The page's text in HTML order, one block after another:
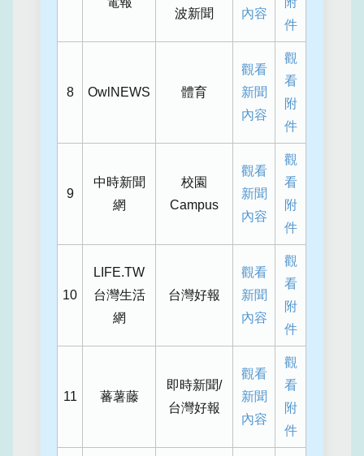
波新聞
內容
件
8 OwlNEWS 體育
觀看
新聞
內容
觀
看
附
件
9
中時新聞
網
校園
Campus
觀看
新聞
內容
觀
看
附
件
10
LIFE.TW
台灣生活
網
台灣好報
觀看
新聞
內容
觀
看
附
件
11 蕃薯藤
即時新聞/
台灣好報
觀看
新聞
內容
觀
看
附
件